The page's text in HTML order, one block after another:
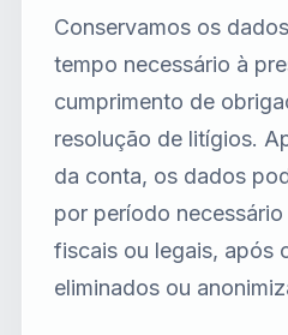
Conservamos os
tempo necessário à
cumprimento de
resolução de litígios.
da conta, os dados
por período
fiscais ou legais, após
eliminados ou